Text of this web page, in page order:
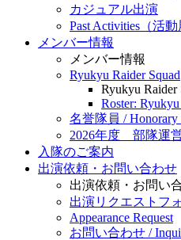
カジュアル出演
Past Activities（活動
メンバー情報
メンバー情報
Ryukyu Raider Squad
Ryukyu Raider
Roster:
名誉隊員 / Honorary
2026年度 部隊運
入隊のご案内
出演依頼・お問い合わせ
出演依頼・お問い
出演リクエストフ
Appearance Request
お問い合わせ /